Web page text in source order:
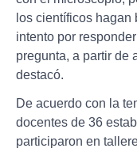
los científicos hagan
intento por
pregunta, a partir de
destacó.
De acuerdo con la
docentes de 36
participaron en